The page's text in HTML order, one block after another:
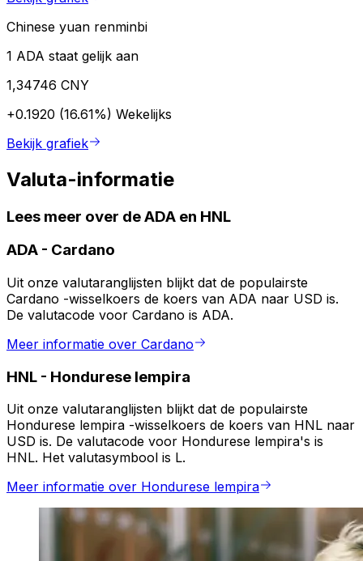
Chinese yuan renminbi
1 ADA staat gelijk aan
1,34746 CNY
+0.1920 (16.61%) Wekelijks
Bekijk grafiek
Valuta-informatie
Lees meer over de ADA en HNL
ADA - Cardano
Uit onze valutaranglijsten blijkt dat de populairste
Cardano -wisselkoers de koers van ADA naar USD is.
De valutacode voor Cardano is ADA.
Meer informatie over Cardano
HNL - Hondurese lempira
Uit onze valutaranglijsten blijkt dat de populairste
Hondurese lempira -wisselkoers de koers van HNL naar
USD is. De valutacode voor Hondurese lempira's is
HNL. Het valutasymbool is L.
Meer informatie over Hondurese lempira